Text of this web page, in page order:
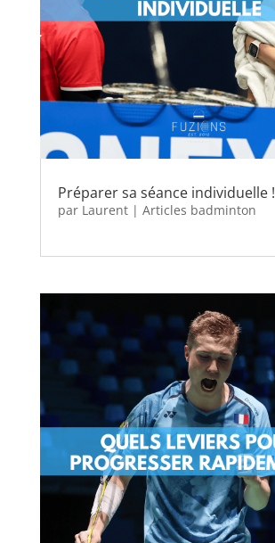
Préparer sa séance individuelle !
par Laurent| Articles badminton